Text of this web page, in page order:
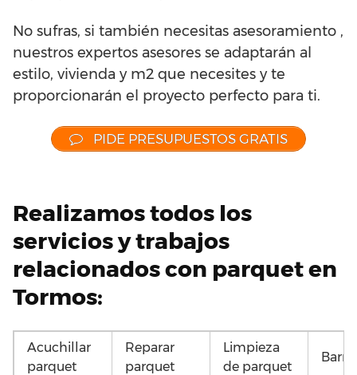
No sufras, si también necesitas asesoramiento ,
nuestros expertos asesores se adaptarán al
estilo, vivienda y m2 que necesites y te
proporcionarán el proyecto perfecto para ti.
PIDE PRESUPUESTOS GRATIS
Realizamos todos los
servicios y trabajos
relacionados con parquet en
Tormos:
Acuchillar
parquet
Reparar
parquet
Limpieza
de parquet